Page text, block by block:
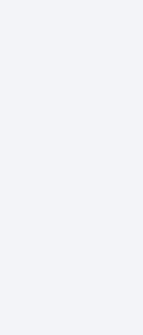
碎
量